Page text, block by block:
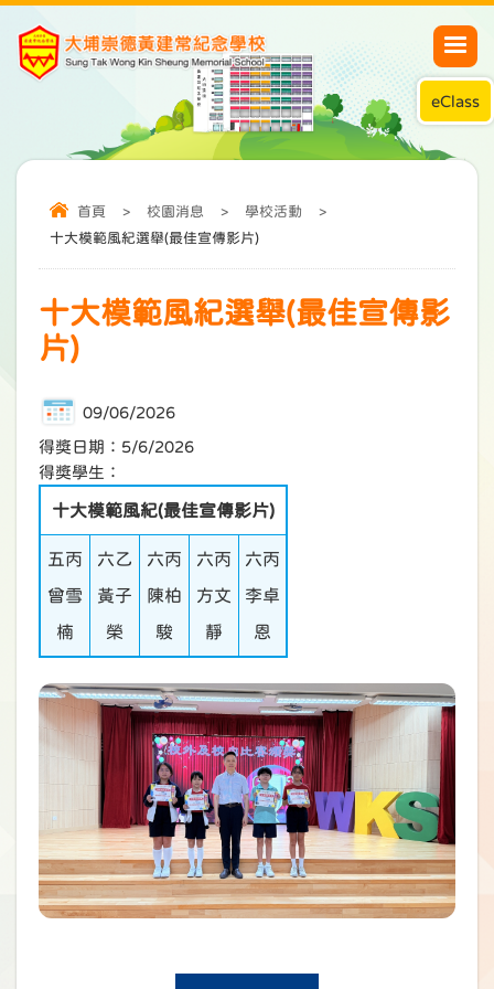
eClass
首頁 > 校園消息 > 學校活動
>
十大模範風紀選舉(最佳宣傳影片)
十大模範風紀選舉(最佳宣傳影
片)
09/06/2026
得獎日期：5/6/2026
得獎學生：
十大模範風紀(最佳宣傳影片)
五丙
曾雪
楠
六乙
黃子
榮
六丙
陳柏
駿
六丙
方文
靜
六丙
李卓
恩